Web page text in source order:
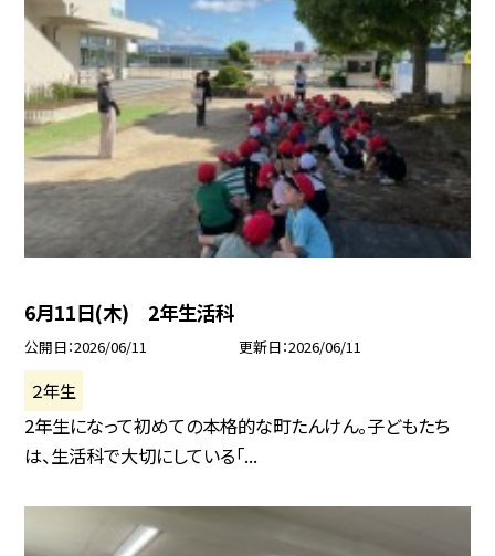
6月11日(木) 2年生活科
公開日 2026/06/11 更新日 2026/06/11
２年生
2年生になって初めての本格的な町たんけん。子どもたち
は、生活科で大切にしている「...